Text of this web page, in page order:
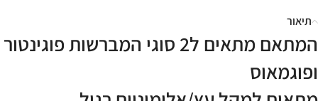
תיאור
המתאם מתאים ל2 סוגי המברשות פוגינטור
ופוגמאוס